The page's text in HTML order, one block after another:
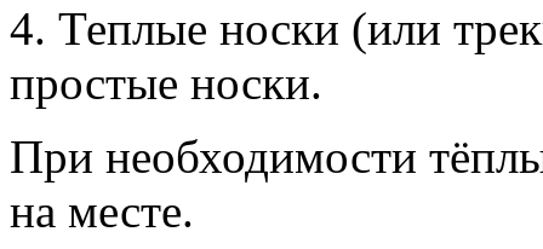
4. Теплые носки (или
простые носки.
При необходимости
на месте.